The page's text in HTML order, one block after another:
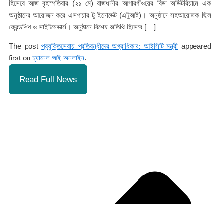
হিসেবে আজ বৃহস্পতিবার (২১ মে) রাজধানীর আগারগাঁওয়ের বিডা অডিটরিয়ামে এক
অনুষ্ঠানের আয়োজন করে এসপায়ার টু ইনোভেট (এটুআই)। অনুষ্ঠানে সহআয়োজক ছিল
ফ্রেন্ডশিপ ও সাইটসেভার্স। অনুষ্ঠানে বিশেষ অতিথি হিসেবে […]
The postপ্রযুক্তিসেবায় প্রতিবন্ধীদের অগ্রাধিকার: আইসিটি মন্ত্রী appeared
first onচ্যানেল আই অনলাইন.
Read Full News